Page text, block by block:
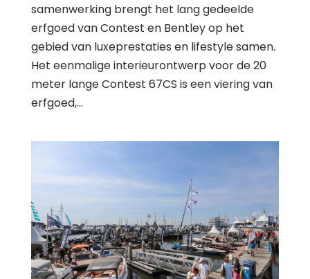
samenwerking brengt het lang gedeelde
erfgoed van Contest en Bentley op het
gebied van luxeprestaties en lifestyle samen.
Het eenmalige interieurontwerp voor de 20
meter lange Contest 67CS is een viering van
erfgoed,...